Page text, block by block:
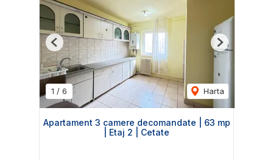
1 / 6 Harta
Previous Next
Apartament 3 camere decomandate | 63 mp
| Etaj 2 | Cetate